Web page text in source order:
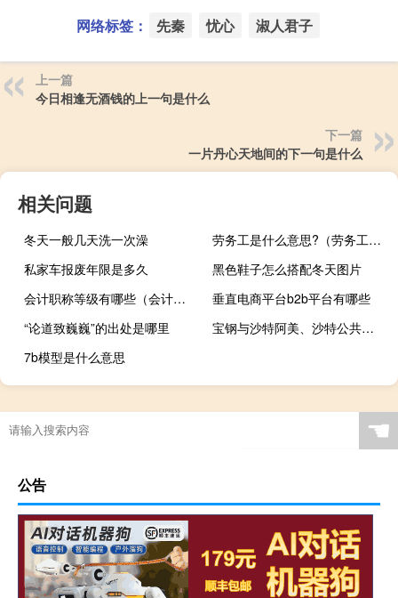
网络标签： 先秦 忧心 淑人君子
上一篇
今日相逢无酒钱的上一句是什么
下一篇
一片丹心天地间的下一句是什么
相关问题
冬天一般几天洗一次澡
劳务工是什么意思?（劳务工是什么意思）
私家车报废年限是多久
黑色鞋子怎么搭配冬天图片
会计职称等级有哪些（会计职称等级是怎样划分的）
垂直电商平台b2b平台有哪些
“论道致巍巍”的出处是哪里
宝钢与沙特阿美、沙特公共投资基金成立合资公司
7b模型是什么意思
☚
公告